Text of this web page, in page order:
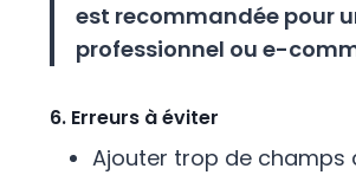
est recommandée pour
professionnel ou e-
6. Erreurs à éviter
Ajouter trop de champs